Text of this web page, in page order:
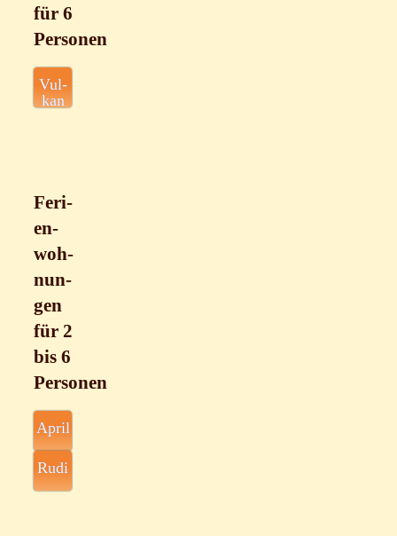
für 6
Personen
Vul­
kan
Feri­
en­
woh­
nun­
gen
für 2
bis 6
Personen
April
Rudi